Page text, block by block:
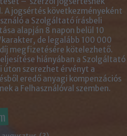
A jogsértés következményeként
a Szolgáltató írásbeli
alapján 8 napon belül 10
de legalább 100 000
megfizetésére kötelezhető.
hiányában a Szolgáltató
úton szerezhet érvényt a
eredő anyagi kompenzációs
a Felhasználóval szemben.